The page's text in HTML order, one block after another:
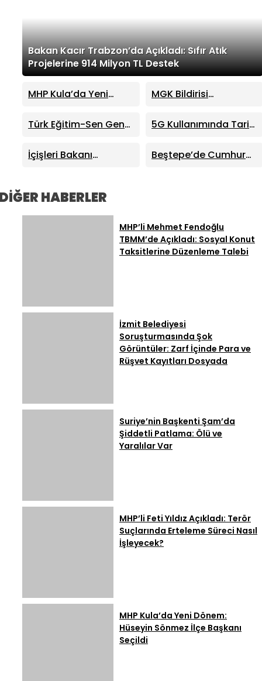
Bakan Kacır Trabzon’da Açıkladı: Sıfır Atık
Projelerine 914 Milyon TL Destek
MHP Kula’da Yeni
Sönmez İlçe Başkanı
Seçildi
MGK Bildirisi
Türkiye Süreci ve Kritik
Dış Politika Mesajları
Türk Eğitim-Sen Genel
MHP Lideri Bahçeli’nin
Eğitim Mesajları Son
5G Kullanımında Tarihi
Milyon Abone
İçişleri Bakanı
Devletimizin Sarsılmaz
İradesidir”
Beştepe’de Cumhur
HABERLER
MHP’li Mehmet Fendoğlu
TBMM’de Açıkladı: Sosyal Konut
Taksitlerine Düzenleme Talebi
İzmit Belediyesi
Soruşturmasında Şok
Görüntüler: Zarf İçinde Para ve
Rüşvet Kayıtları Dosyada
Suriye’nin Başkenti Şam’da
Şiddetli Patlama: Ölü ve
Yaralılar Var
MHP’li Feti Yıldız Açıkladı: Terör
Suçlarında Erteleme Süreci Nasıl
İşleyecek?
MHP Kula’da Yeni Dönem:
Hüseyin Sönmez İlçe Başkanı
Seçildi